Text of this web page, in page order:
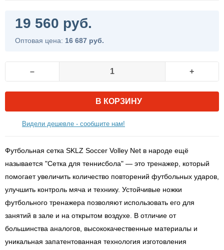
19 560 руб.
Оптовая цена: 16 687 руб.
– +
В КОРЗИНУ
Видели дешевле - сообщите нам!
Футбольная сетка SKLZ Soccer Volley Net в народе ещё
называется "Сетка для теннисбола" — это тренажер, который
помогает увеличить количество повторений футбольных ударов,
улучшить контроль мяча и технику. Устойчивые ножки
футбольного тренажера позволяют использовать его для
занятий в зале и на открытом воздухе. В отличие от
большинства аналогов, высококачественные материалы и
уникальная запатентованная технология изготовления